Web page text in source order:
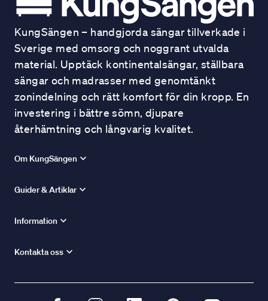
KungSängen – handgjorda sängar tillverkade i
Sverige med omsorg och noggrant utvalda
material. Upptäck kontinentalsängar, ställbara
sängar och madrasser med genomtänkt
zonindelning och rätt komfort för din kropp. En
investering i bättre sömn, djupare
återhämtning och långvarig kvalitet.
Om KungSängen
Guider & Artiklar
Information
Kontakta oss